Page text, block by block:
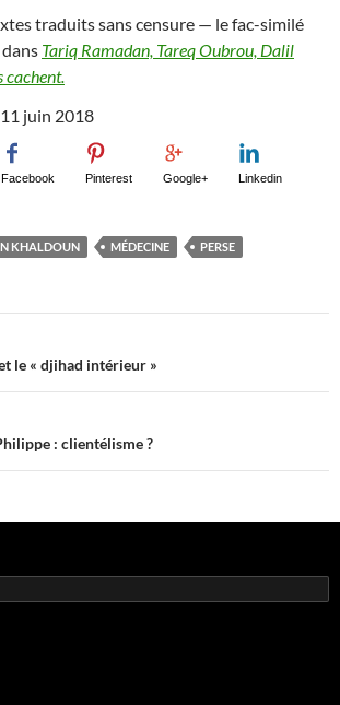
traduits sans censure — le fac-similé
Tariq Ramadan, Tareq Oubrou, Dalil
cachent.
juin 2018
Facebook Pinterest Google+ Linkedin
KHALDOUN MÉDECINE PERSE
le « djihad intérieur »
: clientélisme ?